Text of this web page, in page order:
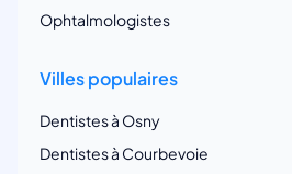
Ophtalmologistes
Villes populaires
Dentistes à Osny
Dentistes à Courbevoie